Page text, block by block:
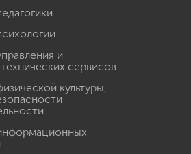
и
сервисов
культуры,